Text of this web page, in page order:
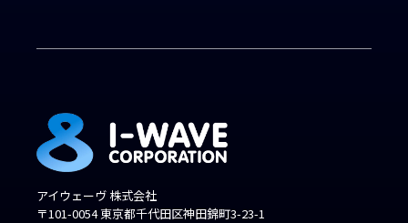
アイウェーヴ 株式会社
〒101-0054 東京都千代田区神田錦町3-23-1